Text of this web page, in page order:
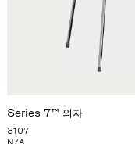
Series 7™ 의자
3107